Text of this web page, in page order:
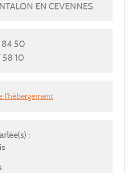
EN CEVENNES
84 50
58 10
l'hébergement
: